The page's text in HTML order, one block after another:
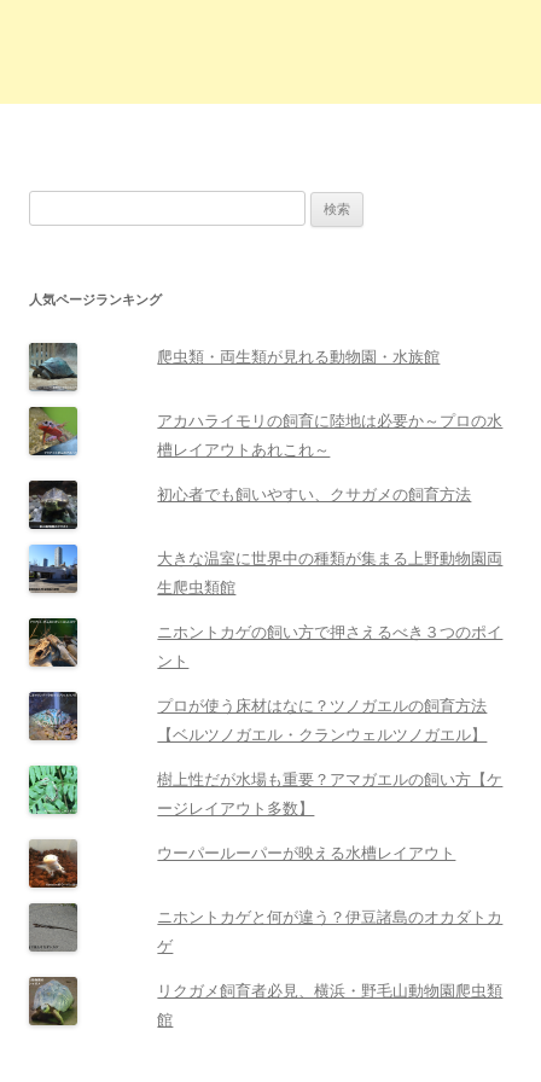
人気ページランキング
爬虫類・両生類が見れる動物園・水族館
アカハライモリの飼育に陸地は必要か～プロの水
槽レイアウトあれこれ～
初心者でも飼いやすい、クサガメの飼育方法
大きな温室に世界中の種類が集まる上野動物園両
生爬虫類館
ニホントカゲの飼い方で押さえるべき３つのポイ
ント
プロが使う床材はなに？ツノガエルの飼育方法
【ベルツノガエル・クランウェルツノガエル】
樹上性だが水場も重要？アマガエルの飼い方【ケ
ージレイアウト多数】
ウーパールーパーが映える水槽レイアウト
ニホントカゲと何が違う？伊豆諸島のオカダトカ
ゲ
リクガメ飼育者必見、横浜・野毛山動物園爬虫類
館